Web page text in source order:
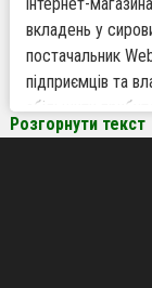
вкладень у
постачальник
підприємців та
збільшити
для
Чому варто
Розгорнути текст